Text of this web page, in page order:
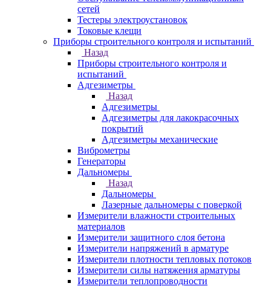
сетей
Тестеры электроустановок
Токовые клещи
Приборы строительного контроля и испытаний
Назад
Приборы строительного контроля и
испытаний
Адгезиметры
Назад
Адгезиметры
Адгезиметры для лакокрасочных
покрытий
Адгезиметры механические
Виброметры
Генераторы
Дальномеры
Назад
Дальномеры
Лазерные дальномеры с поверкой
Измерители влажности строительных
материалов
Измерители защитного слоя бетона
Измерители напряжений в арматуре
Измерители плотности тепловых потоков
Измерители силы натяжения арматуры
Измерители теплопроводности